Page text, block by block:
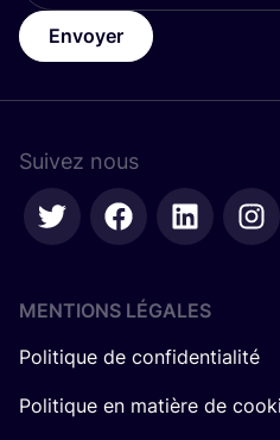
Envoyer
Suivez nous
MENTIONS LÉGALES
Politique de confidentialité
Politique en matière de